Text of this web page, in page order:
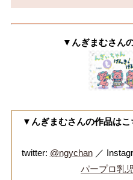
▼んぎまむさん
▼んぎまむさんの作品は
twitter: @ngychan／
パープロ乳